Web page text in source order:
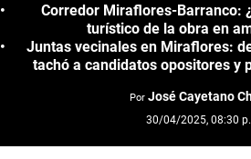
Corredor Miraflores-Barranco:
turístico de la obra en
Juntas vecinales en Miraflores:
tachó a candidatos opositores y
Por José Cayetano
30/04/2025, 08:30